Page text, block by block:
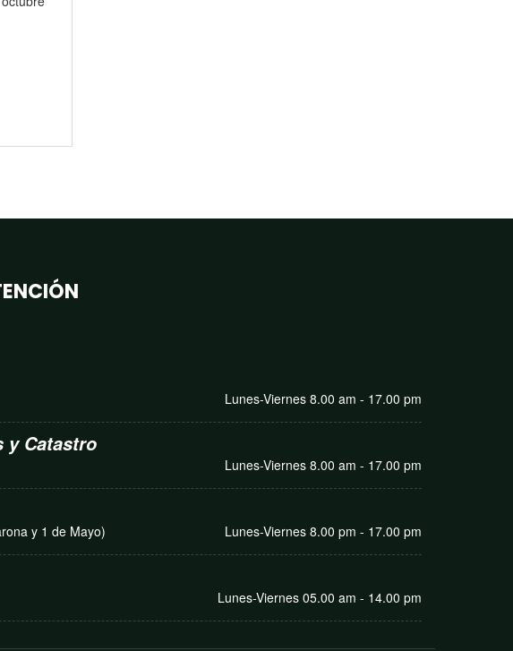
Lunes-Viernes 8.00 am - 17.00 pm
y Catastro
Lunes-Viernes 8.00 am - 17.00 pm
y 1 de Mayo) Lunes-Viernes 8.00 pm - 17.00 pm
Lunes-Viernes 05.00 am - 14.00 pm